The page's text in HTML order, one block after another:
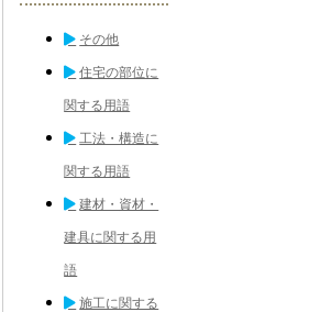
その他
住宅の部位に
関する用語
工法・構造に
関する用語
建材・資材・
建具に関する用
語
施工に関する